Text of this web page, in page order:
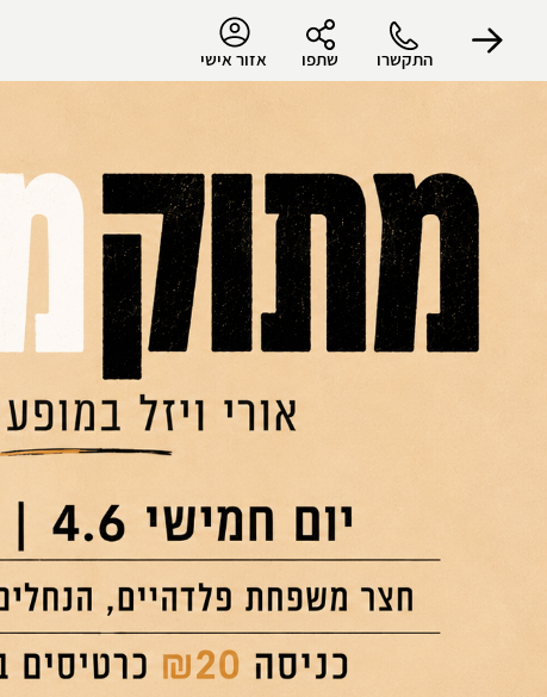
התקשרו שתפו אזור אישי